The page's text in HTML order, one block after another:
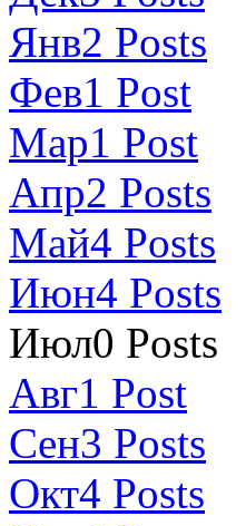
Янв2 Posts
Фев1 Post
Мар1 Post
Апр2 Posts
Май4 Posts
Июн4 Posts
Июл0 Posts
Авг1 Post
Сен3 Posts
Окт4 Posts